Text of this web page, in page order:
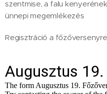
szentmise, a falu
ünnepi megemlékezés
Regisztráció a